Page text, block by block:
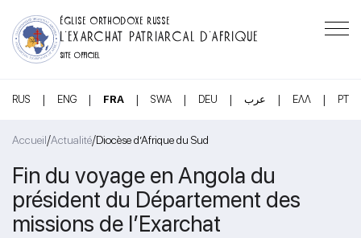
ÉGLISE ORTHODOXE RUSSE
L’EXARCHAT PATRIARCAL D’AFRIQUE
SITE OFFICIEL
RUS | ENG | FRA | SWA | DEU | عرب | ΕΛΛ | PT
Accueil/Actualité/Diocèse d’Afrique du Sud
Fin du voyage en Angola du
président du Département des
missions de l’Exarchat